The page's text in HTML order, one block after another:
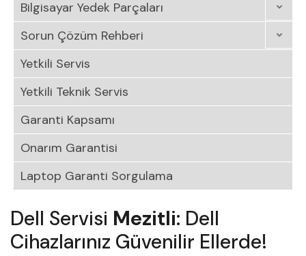
Bilgisayar Yedek Parçaları
Sorun Çözüm Rehberi
Yetkili Servis
Yetkili Teknik Servis
Garanti Kapsamı
Onarım Garantisi
Laptop Garanti Sorgulama
Dell Servisi Mezitli: Dell
Cihazlarınız Güvenilir Ellerde!